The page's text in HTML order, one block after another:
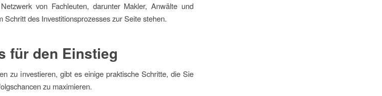
von Fachleuten, darunter Makler, Anwälte und
Schritt des Investitionsprozesses zur Seite stehen.
für den Einstieg
zu investieren, gibt es einige praktische Schritte, die Sie
zu maximieren.